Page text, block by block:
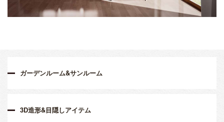
ガーデンルーム&サンルーム
3D造形&目隠しアイテム